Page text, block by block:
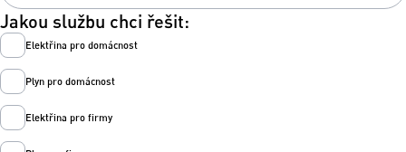
Jakou službu chci řešit:
Elektřina pro domácnost
Plyn pro domácnost
Elektřina pro firmy